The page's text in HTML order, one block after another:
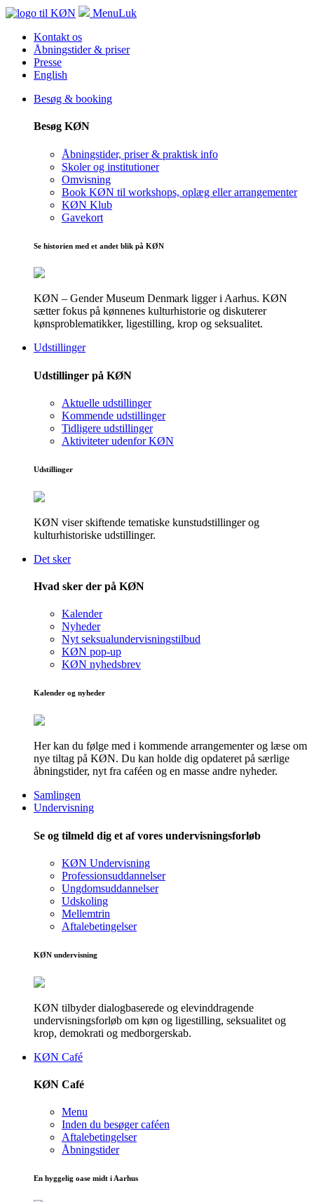
MenuLuk
Kontakt os
Åbningstider & priser
Presse
English
Besøg & booking
Besøg KØN
Åbningstider, priser & praktisk info
Skoler og institutioner
Omvisning
Book KØN til workshops, oplæg eller arrangementer
KØN Klub
Gavekort
Se historien med et andet blik på KØN
KØN – Gender Museum Denmark ligger i Aarhus. KØN
sætter fokus på kønnenes kulturhistorie og diskuterer
kønsproblematikker, ligestilling, krop og seksualitet.
Udstillinger
Udstillinger på KØN
Aktuelle udstillinger
Kommende udstillinger
Tidligere udstillinger
Aktiviteter udenfor KØN
Udstillinger
KØN viser skiftende tematiske kunstudstillinger og
kulturhistoriske udstillinger.
Det sker
Hvad sker der på KØN
Kalender
Nyheder
Nyt seksualundervisningstilbud
KØN pop-up
KØN nyhedsbrev
Kalender og nyheder
Her kan du følge med i kommende arrangementer og læse om
nye tiltag på KØN. Du kan holde dig opdateret på særlige
åbningstider, nyt fra caféen og en masse andre nyheder.
Samlingen
Undervisning
Se og tilmeld dig et af vores undervisningsforløb
KØN Undervisning
Professionsuddannelser
Ungdomsuddannelser
Udskoling
Mellemtrin
Aftalebetingelser
KØN undervisning
KØN tilbyder dialogbaserede og elevinddragende
undervisningsforløb om køn og ligestilling, seksualitet og
krop, demokrati og medborgerskab.
KØN Café
KØN Café
Menu
Inden du besøger caféen
Aftalebetingelser
Åbningstider
En hyggelig oase midt i Aarhus